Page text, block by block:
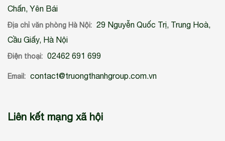
Chấn, Yên Bái
Địa chỉ văn phòng Hà Nội: 29 Nguyễn Quốc Trị, Trung Hoà,
Cầu Giấy, Hà Nội
Điện thoại: 02462 691 699
Email: contact@truongthanhgroup.com.vn
Liên kết mạng xã hội